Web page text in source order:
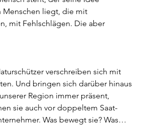
Menschen liegt, die mit
mit Fehlschlägen. Die aber
verschreiben sich mit
Und bringen sich darüber hinaus
Region immer präsent,
sie auch vor doppeltem Saat-
Was bewegt sie? Was…